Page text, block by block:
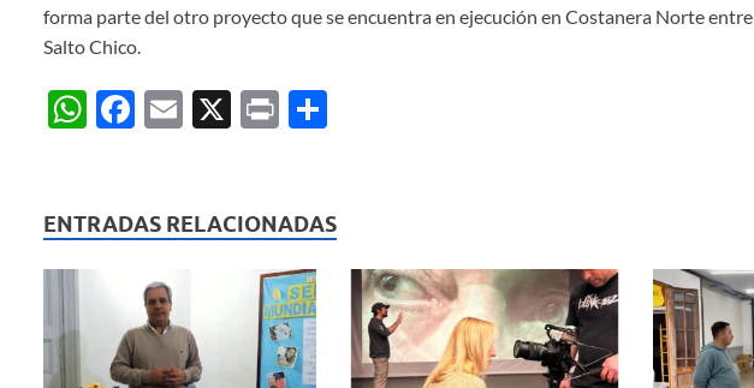
forma parte del otro proyecto que se encuentra en ejecución en Costanera Norte entre
Salto Chico.
W
s
A
p
p
F
b
o
k
E X P C
p
ar
ENTRADAS RELACIONADAS